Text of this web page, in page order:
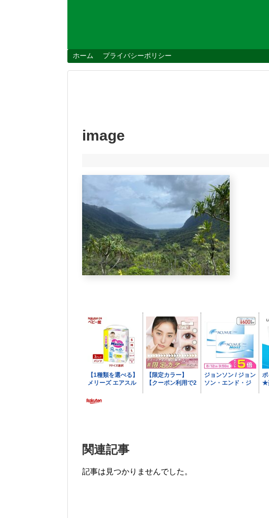
ホーム プライバシーポリシー
image
関連記事
記事は見つかりませんでした。